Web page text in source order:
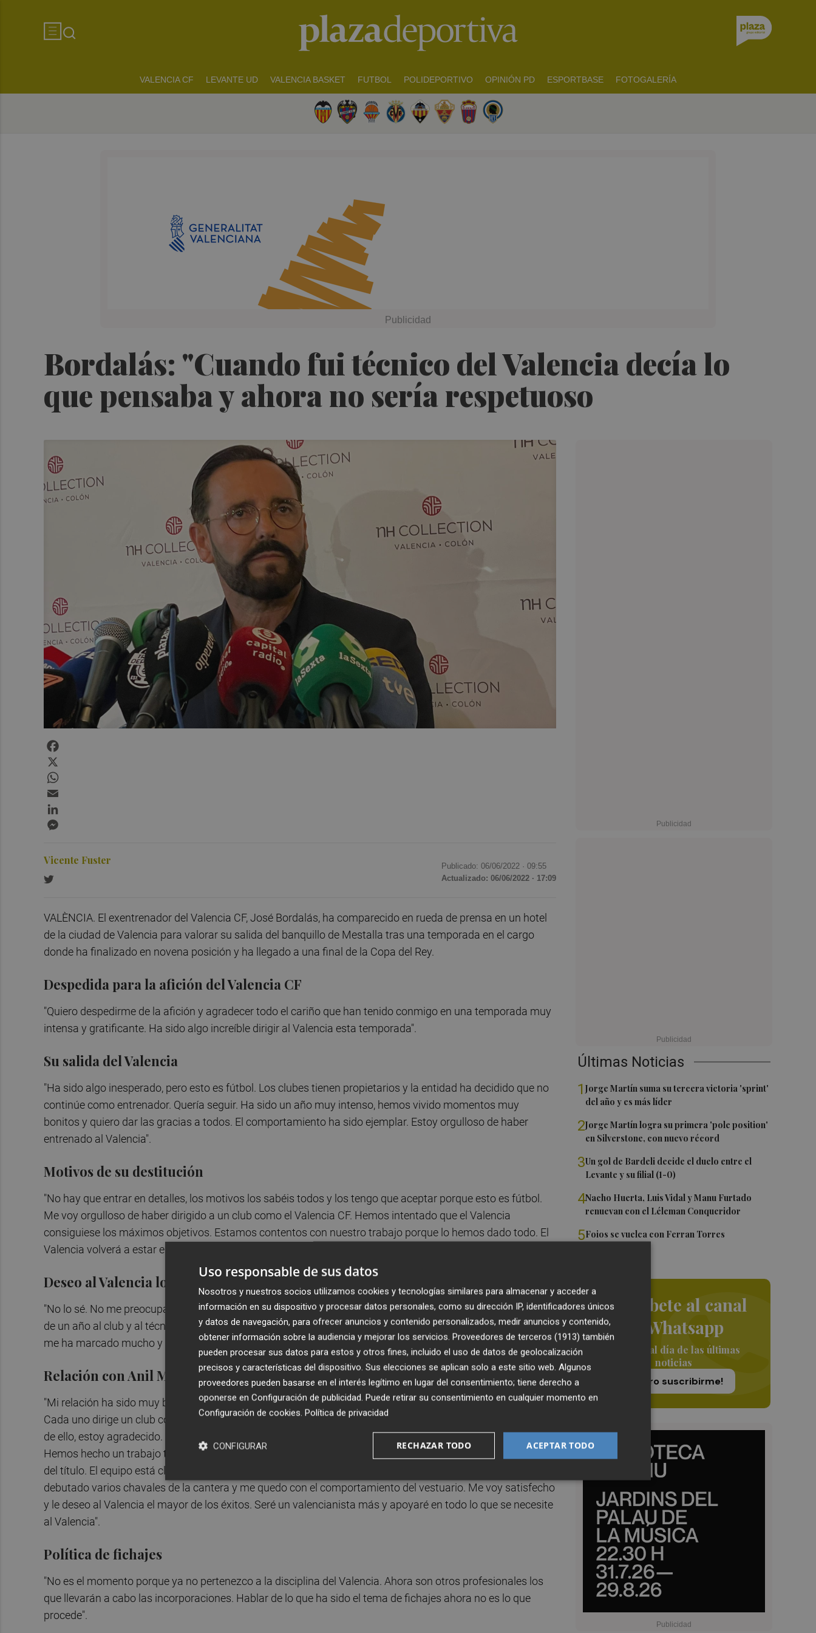
VALENCIA CF LEVANTE UD VALENCIA BASKET FUTBOL POLIDEPORTIVO OPINIÓN PD ESPORTBASE FOTOGALERÍA
Bordalás: "Cuando fui técnico del Valencia decía lo
que pensaba y ahora no sería respetuoso
Últimas Noticias
1Jorge Martín suma su tercera victoria 'sprint'
del año y es más líder
2Jorge Martín logra su primera 'pole position'
en Silverstone, con nuevo récord
3Un gol de Bardeli decide el duelo entre el
Levante y su filial (1-0)
4Nacho Huerta, Luis Vidal y Manu Furtado
renuevan con el Léleman Conqueridor
5Foios se vuelca con Ferran Torres
Suscríbete al canal
de Whatsapp
Siempre al día de las últimas
noticias
¡Quiero suscribirme!
Vicente Fuster Publicado: 06/06/2022 · 09:55
Actualizado: 06/06/2022 · 17:09
VALÈNCIA. El exentrenador del Valencia CF, José Bordalás, ha comparecido en rueda de prensa en un hotel
de la ciudad de Valencia para valorar su salida del banquillo de Mestalla tras una temporada en el cargo
donde ha finalizado en novena posición y ha llegado a una final de la Copa del Rey.
Despedida para la afición del Valencia CF
"Quiero despedirme de la afición y agradecer todo el cariño que han tenido conmigo en una temporada muy
intensa y gratificante. Ha sido algo increíble dirigir al Valencia esta temporada".
Su salida del Valencia
"Ha sido algo inesperado, pero esto es fútbol. Los clubes tienen propietarios y la entidad ha decidido que no
continúe como entrenador. Quería seguir. Ha sido un año muy intenso, hemos vivido momentos muy
bonitos y quiero dar las gracias a todos. El comportamiento ha sido ejemplar. Estoy orgulloso de haber
entrenado al Valencia".
Motivos de su destitución
"No hay que entrar en detalles, los motivos los sabéis todos y los tengo que aceptar porque esto es fútbol.
Me voy orgulloso de haber dirigido a un club como el Valencia CF. Hemos intentado que el Valencia
consiguiese los máximos objetivos. Estamos contentos con nuestro trabajo porque lo hemos dado todo. El
Valencia volverá a estar entre los mejores clubes de LaLiga en poco tiempo".
Deseo al Valencia lo "mejor"
"No lo sé. No me preocupa eso ahora. Le deseo al Valencia lo mejor y si puedo ayudarles en mi experiencia
de un año al club y al técnico que entra lo haré porque estoy orgulloso de haber estado en el Valencia. El club
me ha marcado mucho y solo puedo dar las gracias. Soy un afortunado por haber entrenado al Valencia".
Relación con Anil Murthy
"Mi relación ha sido muy buena. Siempre cordial. No han habido conflictos, sí diferencias de pensamiento.
Cada uno dirige un club como considera, yo mandé unas cosas y no pudieron ser. No es momento de hablar
de ello, estoy agradecido. El Valencia va a recuperar en breve su estatus en el fútbol nacional e internacional.
Hemos hecho un trabajo tremendo, que no nos ha dado para llegar a Europa pero sí para estar a un penalti
del título. El equipo está clasificado para la Supercopa y hemos mejorado los resultados anteriores. Han
debutado varios chavales de la cantera y me quedo con el comportamiento del vestuario. Me voy satisfecho
y le deseo al Valencia el mayor de los éxitos. Seré un valencianista más y apoyaré en todo lo que se necesite
al Valencia".
Política de fichajes
"No es el momento porque ya no pertenezco a la disciplina del Valencia. Ahora son otros profesionales los
que llevarán a cabo las incorporaciones. Hablar de lo que ha sido el tema de fichajes ahora no es lo que
procede".
Uso responsable de sus datos
Nosotros y nuestros socios utilizamos cookies y tecnologías similares para almacenar y acceder a
información en su dispositivo y procesar datos personales, como su dirección IP, identificadores únicos
y datos de navegación, para ofrecer anuncios y contenido personalizados, medir anuncios y contenido,
obtener información sobre la audiencia y mejorar los servicios. Proveedores de terceros (1913) también
pueden procesar sus datos para estos y otros fines, incluido el uso de datos de geolocalización
precisos y características del dispositivo. Sus elecciones se aplican solo a este sitio web. Algunos
proveedores pueden basarse en el interés legítimo en lugar del consentimiento; tiene derecho a
oponerse en Configuración de publicidad. Puede retirar su consentimiento en cualquier momento en
Configuración de cookies. Política de privacidad
ACEPTAR TODO
RECHAZAR TODO
CONFIGURAR